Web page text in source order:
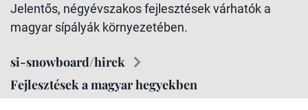
Jelentős, négyévszakos fejlesztések várhatók a
magyar sípályák környezetében.
si-snowboard/hirek
Fejlesztések a magyar hegyekben